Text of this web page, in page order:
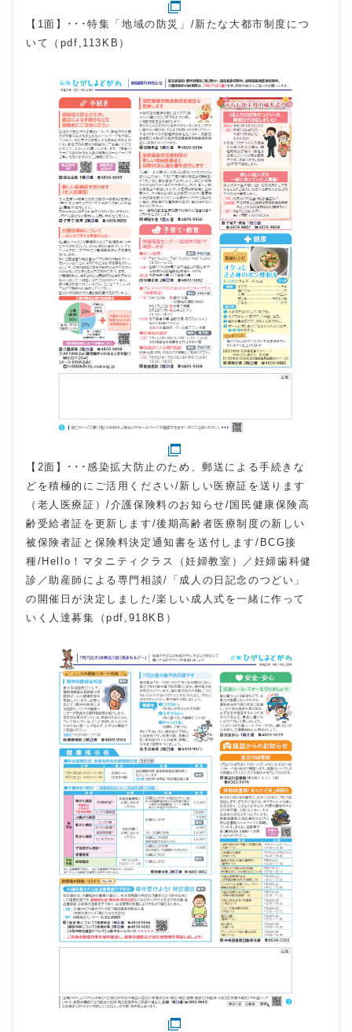
【1面】･･･特集「地域の防災」/新たな大都市制度につ
いて（pdf,113KB）
【2面】･･･感染拡大防止のため、郵送による手続きな
どを積極的にご活用ください/新しい医療証を送ります
（老人医療証）/介護保険料のお知らせ/国民健康保険高
齢受給者証を更新します/後期高齢者医療制度の新しい
被保険者証と保険料決定通知書を送付します/BCG接
種/Hello！マタニティクラス（妊婦教室）／妊婦歯科健
診／助産師による専門相談/「成人の日記念のつどい」
の開催日が決定しました/楽しい成人式を一緒に作って
いく人達募集（pdf,918KB）